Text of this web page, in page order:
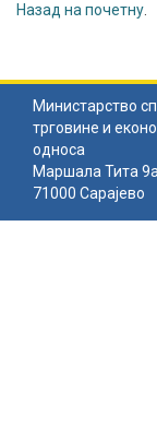
Назад на почетну
Министарство
трговине и
односа
Маршала Тита
71000 Сарајево